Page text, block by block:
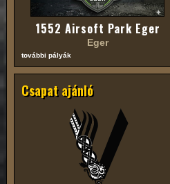
1552 Airsoft Park Eger
Eger
további pályák
Csapat ajánló